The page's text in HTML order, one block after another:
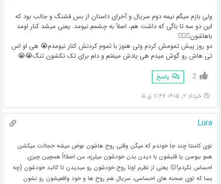
ولی بازم میگم نیمه دوم سریال و آخرای داستان از بس قشنگ و جالب بود که
این دو سه تا باگی که داشت هم، اصلاً به چشمم نیومد. یعنی میشد کنار اومد
باهاشون☝🏻💘
دو روز پیش تمومش کردم ولی هنوز با تموم کردنش کنار نیومدم😭 هی او اس
تی هاش رو گوش میدم هی یادش میفتم و دلم برای تک تکشون تنگ😭😭
2 پاسخ
خرداد ۲, ۱۴۰۵ ۱۱:۴۷ ق.ظ
Lura
توی کامنتا چند جا خوندم که میگن وقتی روح هاشون عوض میشه خجالت میکشن
همو ببوسن یا قلبشون با دیدن بدن خودشون میلرزه، من اصلاااً همچین چیزی
احساس نکردم!😐 یعنی از نظرم اونا روح خودشون رو میدیدن تا کالبد خودشون (چه
بسا که توی صحنه های احساسی، سریال هم روح ها و خود واقعیشون رو نشون